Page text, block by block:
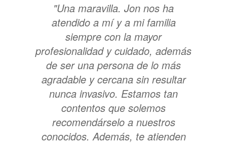
"Una maravilla. Jon nos ha
atendido a mí y a mi familia
siempre con la mayor
profesionalidad y cuidado, además
de ser una persona de lo más
agradable y cercana sin resultar
nunca invasivo. Estamos tan
contentos que solemos
recomendárselo a nuestros
conocidos. Además, te atienden